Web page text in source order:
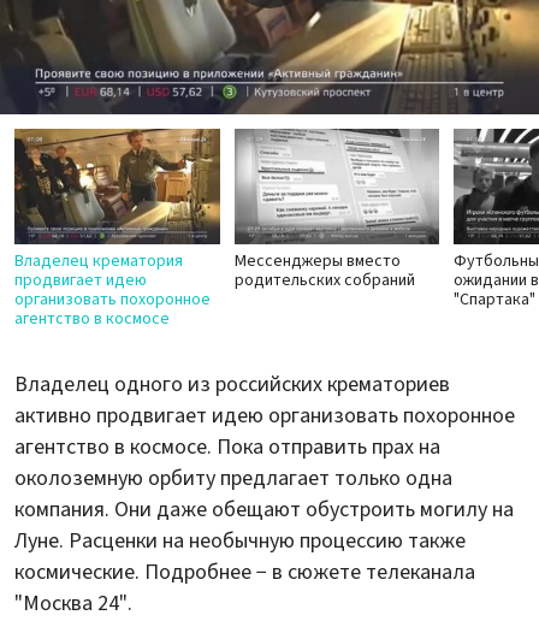
Video
Владелец крематория
продвигает идею
организовать похоронное
агентство в космосе
Мессенджеры вместо
родительских собраний
ожидании
Владелец одного из российских крематориев
активно продвигает идею организовать похоронное
агентство в космосе. Пока отправить прах на
околоземную орбиту предлагает только одна
компания. Они даже обещают обустроить могилу на
Луне. Расценки на необычную процессию также
космические. Подробнее − в сюжете телеканала
"Москва 24".